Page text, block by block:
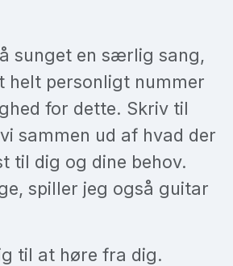
sunget en særlig sang,
helt personligt nummer
for dette. Skriv til
sammen ud af hvad der
til dig og dine behov.
spiller jeg også guitar
til at høre fra dig.